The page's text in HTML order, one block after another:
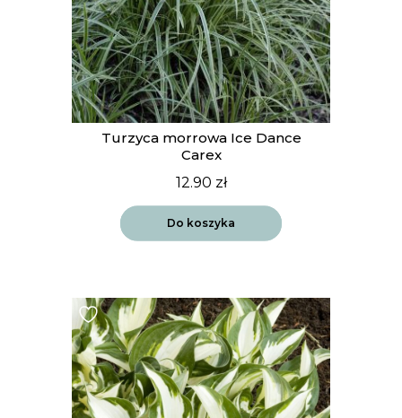
Turzyca morrowa Ice Dance
Carex
12.90 zł
Do koszyka